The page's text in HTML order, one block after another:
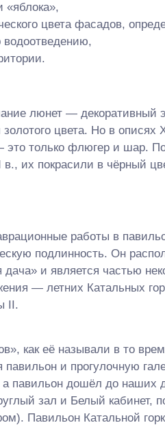
цвета фасадов,
люнет — декоративный
цвета. Но в
только флюгер и шар.
их покрасили в чёрный
работы в
подлинность. Он
и является частью
— летних Катальных
II.
как её называли в то
павильон и прогулочную
а павильон дошёл до наших
зал и Белый кабинет,
Павильон Катальной